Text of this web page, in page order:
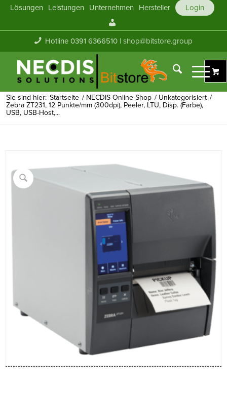
Lösungen Leistungen Unternehmen Hersteller
Login
Konto
Hotline 0391 6366510 |shop@bitstore.group
Sie sind hier: Startseite / NECDIS Online-Shop / Unkategorisiert /
Zebra ZT231, 12 Punkte/mm (300dpi), Peeler, LTU, Disp. (Farbe),
USB, USB-Host,...